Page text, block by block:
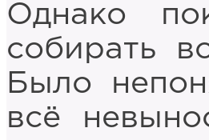
Однако
собирать
Было
всё